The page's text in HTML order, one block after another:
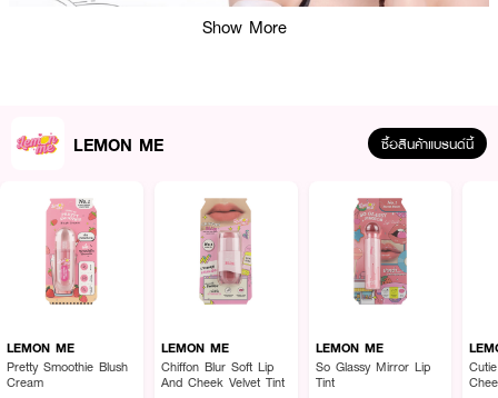
ผลลัพธ์ที่ได้ :
ลิควิดไฮไลต์เตอร์เนื้อเนียนละเอียด ใช้ทาได้ทั้งผิวหน้าและผิวกาย สีสวยเปล่งประกาย
เล่นแสง
· LEMON ME Glow Like A Galaxy Face & Body Glitter
· เลม่อน มี โกลว์ ไลค์ อะ กาแลคซี่ เฟช แอนด์ บอดี้ กลิตเตอร์
Show More
LEMON ME ซื้อสินค้าแบรนด์นี้
LEMON ME
Pretty Smoothie Blush
Cream
LEMON ME
Chiffon Blur Soft Lip
And Cheek Velvet Tint
LEMON ME
So Glassy Mirror Lip
Tint